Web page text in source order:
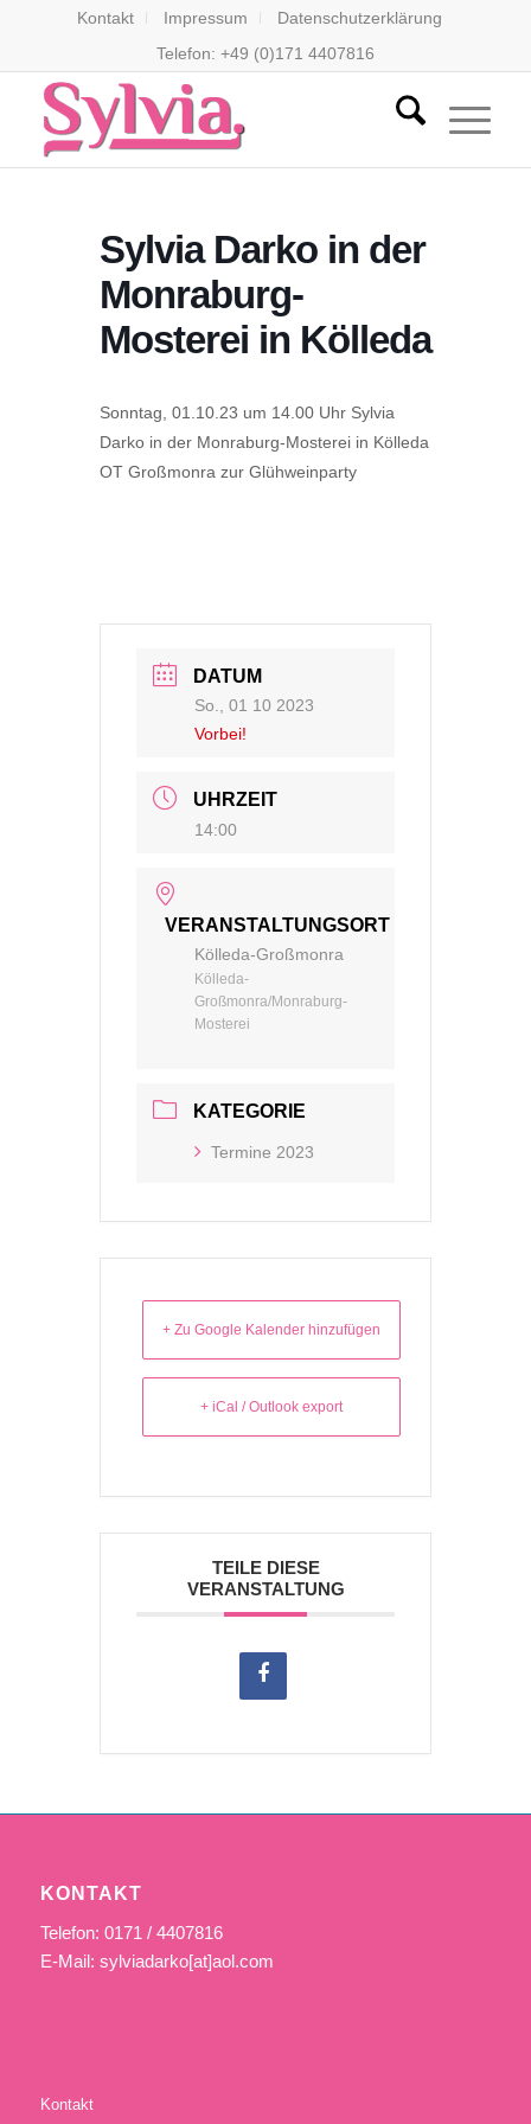
Kontakt Impressum
Datenschutzerklärung
Telefon: +49 (0)171 4407816
Sylvia Darko in der
Monraburg-
Mosterei in Kölleda
Sonntag, 01.10.23 um 14.00 Uhr Sylvia
Darko in der Monraburg-Mosterei in Kölleda
OT Großmonra zur Glühweinparty
DATUM
So., 01 10 2023
Vorbei!
UHRZEIT
14:00
VERANSTALTUNGSORT
Kölleda-Großmonra
Kölleda-
Großmonra/Monraburg-
Mosterei
KATEGORIE
Termine 2023
+ Zu Google Kalender hinzufügen
+ iCal / Outlook export
TEILE DIESE
VERANSTALTUNG
KONTAKT
Telefon: 0171 / 4407816
E-Mail: sylviadarko[at]aol.com
Kontakt